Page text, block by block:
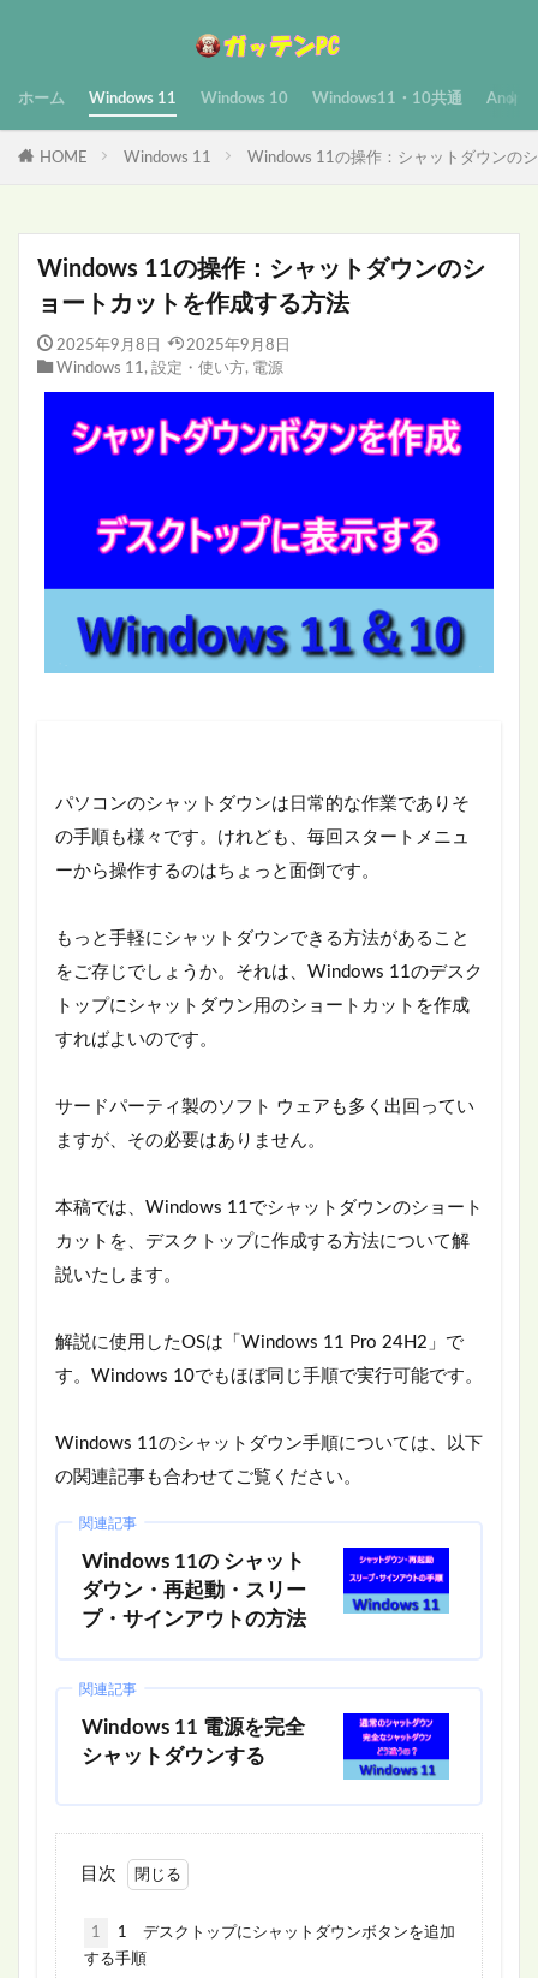
ホーム Windows 11 Windows 10 Windows11・10共通
HOME Windows 11 Windows 11の操作：シャットダウンの
Windows 11の操作：シャットダウンのシ
ョートカットを作成する方法
2025年9月8日
2025年9月8日
Windows 11 , 設定・使い方, 電源
パソコンのシャットダウンは日常的な作業でありそ
の手順も様々です。けれども、毎回スタートメニュ
ーから操作するのはちょっと面倒です。
もっと手軽にシャットダウンできる方法があること
をご存じでしょうか。それは、Windows 11のデスク
トップにシャットダウン用のショートカットを作成
すればよいのです。
サードパーティ製のソフト ウェアも多く出回ってい
ますが、その必要はありません。
本稿では、Windows 11でシャットダウンのショート
カットを、デスクトップに作成する方法について解
説いたします。
解説に使用したOSは「Windows 11 Pro 24H2」で
す。Windows 10でもほぼ同じ手順で実行可能です。
Windows 11のシャットダウン手順については、以下
の関連記事も合わせてご覧ください。
関連記事
Windows 11の シャット
ダウン・再起動・スリー
プ・サインアウトの方法
関連記事
Windows 11 電源を完全
シャットダウンする
目次
1
1 デスクトップにシャットダウンボタンを追加
する手順